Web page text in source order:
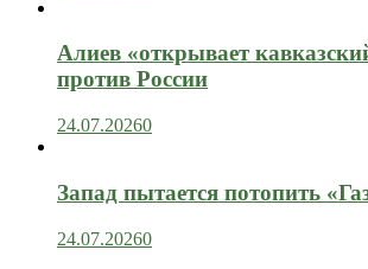
Алиев «открывает
против России
24.07.20260
Запад пытается потопить
24.07.20260